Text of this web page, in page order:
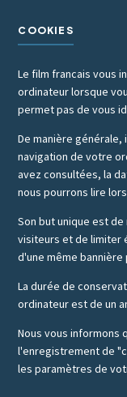
COOKIES
Le film francais vous
ordinateur lorsque
permet pas de vous
De manière
navigation de votre
avez consultées, la
nous pourrons lire
Son but unique est
visiteurs et de limiter
d'une même
La durée de
ordinateur est de un
Nous vous informons
l'enregistrement de
les paramètres de